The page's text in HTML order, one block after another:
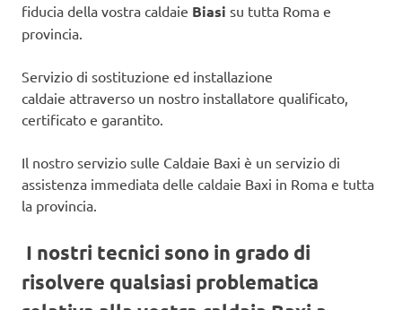
fiducia della vostra caldaie Biasi su tutta Roma e
provincia.
Servizio di sostituzione ed installazione
caldaie attraverso un nostro installatore qualificato,
certificato e garantito.
Il nostro servizio sulle Caldaie Baxi è un servizio di
assistenza immediata delle caldaie Baxi in Roma e tutta
la provincia.
I nostri tecnici sono in grado di
risolvere qualsiasi problematica